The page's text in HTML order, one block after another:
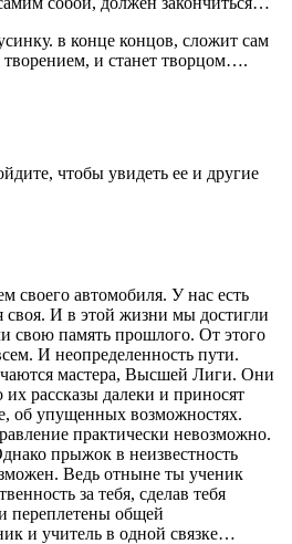
в конце концов, сложит сам
творением, и станет творцом….
чтобы увидеть ее и другие
своего автомобиля. У нас есть
своя. И в этой жизни мы достигли
свою память прошлого. От этого
И неопределенность пути.
мастера, Высшей Лиги. Они
рассказы далеки и приносят
об упущенных возможностях.
практически невозможно.
прыжок в неизвестность
Ведь отныне ты ученик
за тебя, сделав тебя
переплетены общей
и учитель в одной связке…